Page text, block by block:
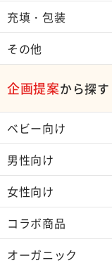
充填・包装
その他
企画提案から探す
ベビー向け
男性向け
女性向け
コラボ商品
オーガニック